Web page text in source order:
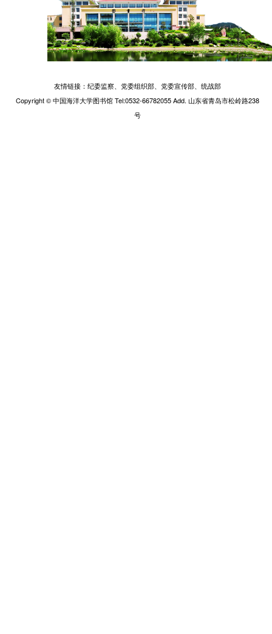
友情链接： 纪委监察、 党委组织部、 党委宣传部、 统战部
Copyright © 中国海洋大学图书馆 Tel:0532-66782055 Add. 山东省青岛市松岭路238
号